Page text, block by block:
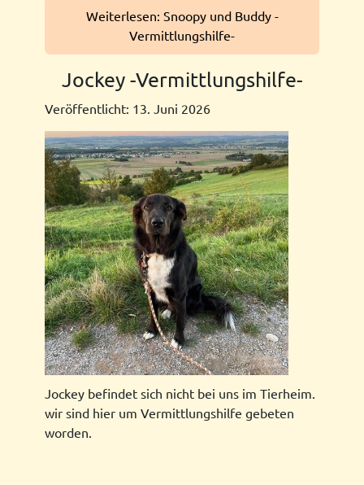
Weiterlesen: Snoopy und Buddy -
Vermittlungshilfe-
Jockey -Vermittlungshilfe-
Veröffentlicht: 13. Juni 2026
Jockey befindet sich nicht bei uns im Tierheim.
wir sind hier um Vermittlungshilfe gebeten
worden.